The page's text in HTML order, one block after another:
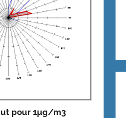
pour 1µg/m3